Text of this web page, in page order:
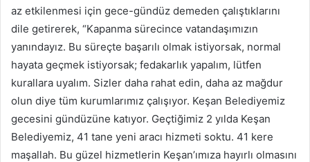
az etkilenmesi için gece-gündüz demeden çalıştıklarını
dile getirerek, “Kapanma sürecince vatandaşımızın
yanındayız. Bu süreçte başarılı olmak istiyorsak, normal
hayata geçmek istiyorsak; fedakarlık yapalım, lütfen
kurallara uyalım. Sizler daha rahat edin, daha az mağdur
olun diye tüm kurumlarımız çalışıyor. Keşan Belediyemiz
gecesini gündüzüne katıyor. Geçtiğimiz 2 yılda Keşan
Belediyemiz, 41 tane yeni aracı hizmeti soktu. 41 kere
maşallah. Bu güzel hizmetlerin Keşan’ımıza hayırlı olmasını